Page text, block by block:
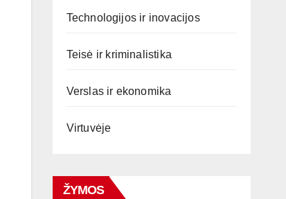
Technologijos ir inovacijos
Teisė ir kriminalistika
Verslas ir ekonomika
Virtuvėje
ŽYMOS